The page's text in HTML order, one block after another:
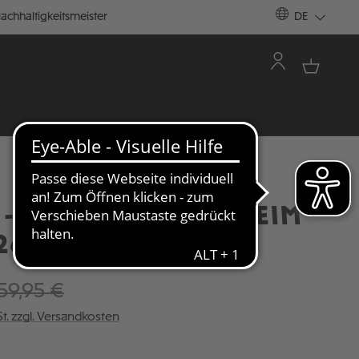
DE
KINDER TRIKOT HEIM
€
zzgl. Versandkosten